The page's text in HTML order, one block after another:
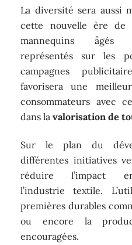
La diversité sera aussi
cette nouvelle ère de
mannequins âgés
représentés sur les
campagnes
favorisera une
consommateurs avec
dans lavalorisation de
Sur le plan du
différentes initiatives
réduire l’impact
l’industrie textile.
premières durables
ou encore la
encouragées.